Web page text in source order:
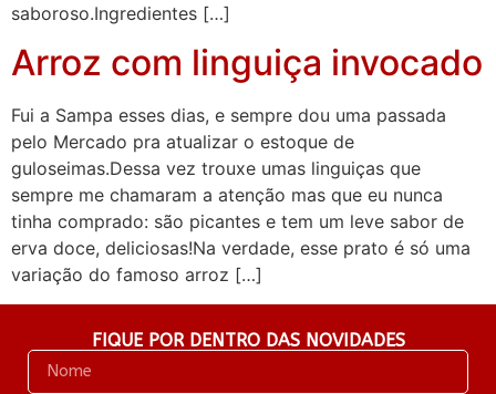
saboroso.Ingredientes […]
Arroz com linguiça invocado
Fui a Sampa esses dias, e sempre dou uma passada
pelo Mercado pra atualizar o estoque de
guloseimas.Dessa vez trouxe umas linguiças que
sempre me chamaram a atenção mas que eu nunca
tinha comprado: são picantes e tem um leve sabor de
erva doce, deliciosas!Na verdade, esse prato é só uma
variação do famoso arroz […]
FIQUE POR DENTRO DAS NOVIDADES